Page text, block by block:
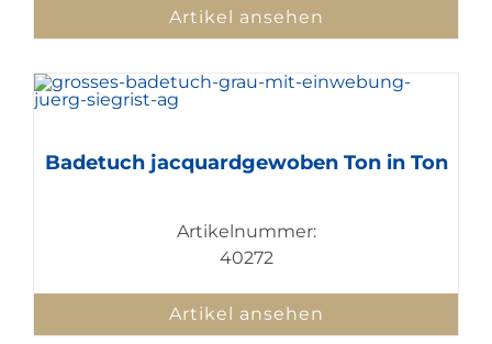
Artikel ansehen
Badetuch jacquardgewoben Ton in Ton
Artikelnummer:
40272
Artikel ansehen